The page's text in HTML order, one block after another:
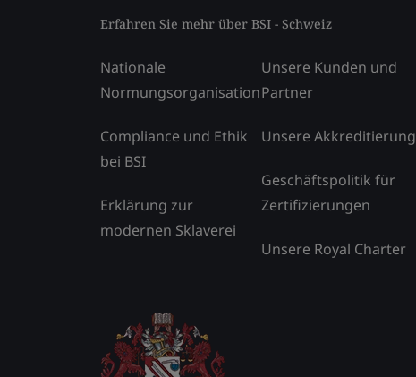
Erfahren Sie mehr über BSI - Schweiz
Nationale
Normungsorganisation
Compliance und Ethik
bei BSI
Erklärung zur
modernen Sklaverei
Unsere Kunden und
Partner
Unsere Akkreditierung
Geschäftspolitik für
Zertifizierungen
Unsere Royal Charter